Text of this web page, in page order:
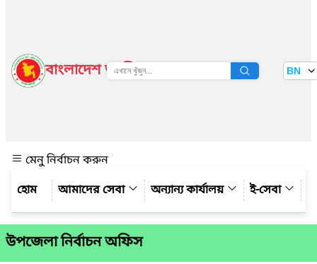
বাংলাদেশ জাতীয় তথ্য বাতায়ন BN
মেনু নির্বাচন করুন
আমাদের সেবা
অন্যান্য কার্যালয় ই-সেবা
উপজেলা নির্বাচন অফিস